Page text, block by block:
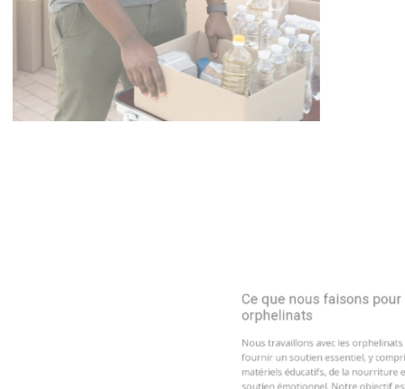
fournir un soutien essentiel, y compris des
matériels éducatifs, de la nourriture et un